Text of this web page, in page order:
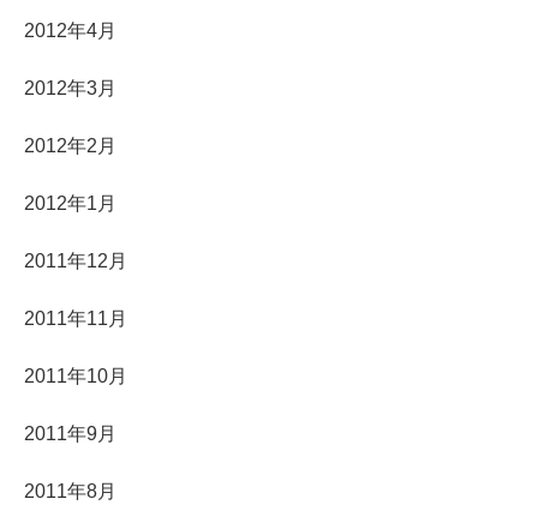
2012年4月
2012年3月
2012年2月
2012年1月
2011年12月
2011年11月
2011年10月
2011年9月
2011年8月